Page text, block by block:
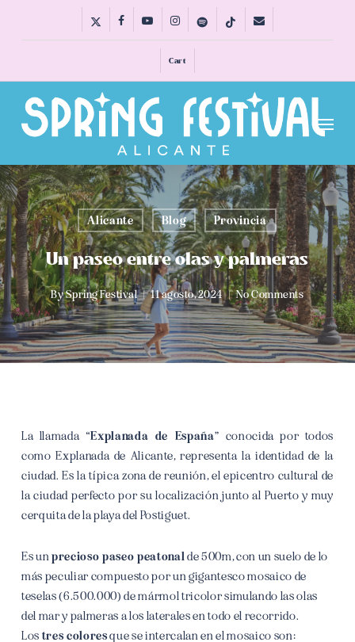
x-
facebookyoutubeinstagramspotify tiktok email
Cart
Menu
Alicante Blog Provincia
Un paseo entre olas y palmeras
BySpring Festival 11 agosto, 2024 No Comments
La llamada “Explanada de España” conocida por todos
como Explanada de Alicante, representa la identidad de la
ciudad. Es la típica zona de reunión, el epicentro cultural de
la ciudad perfecto por su localización junto al Puerto y muy
cerquita de la playa del Postiguet.
Es unprecioso paseo peatonalde 500m, con un suelo de lo
más peculiar compuesto por un gigantesco mosaico de
teselas (6.500.000) de mármol tricolor simulando las olas
del mar y palmeras a los laterales en todo el recorrido.
Los tres coloresque se intercalan en el mosaico son: